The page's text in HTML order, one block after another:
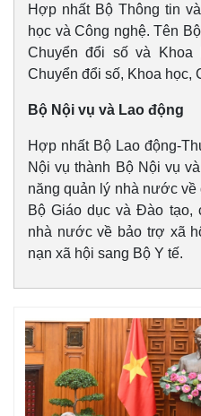
Hợp nhất Bộ Thông tin
học và Công nghệ. Tên
Chuyển đổi số và Khoa
Chuyển đổi số, Khoa học,
Bộ Nội vụ và Lao động
Hợp nhất Bộ Lao động-
Nội vụ thành Bộ Nội vụ
năng quản lý nhà nước
Bộ Giáo dục và Đào tạo,
nhà nước về bảo trợ xã
nạn xã hội sang Bộ Y tế.